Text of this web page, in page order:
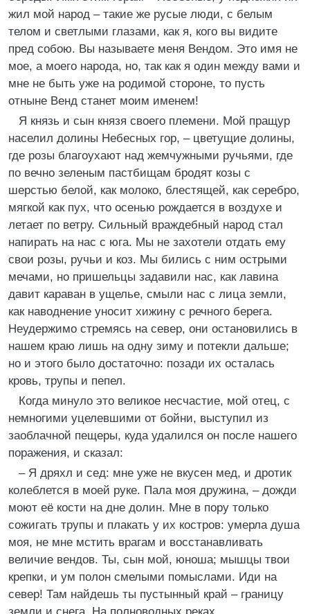
жил мой народ – такие же русые люди, с белым
телом и светлыми глазами, как я, кого вы видите
пред собою. Вы называете меня Вендом. Это имя не
мое, а моего народа, но, так как я один между вами и
мне не быть уже на родимой стороне, то пусть
отныне Венд станет моим именем!
Я князь и сын князя своего племени. Мой пращур
населил долины Небесных гор, – цветущие долины,
где розы благоухают над жемчужными ручьями, где
по вечно зеленым пастбищам бродят козы с
шерстью белой, как молоко, блестящей, как серебро,
мягкой как пух, что осенью рождается в воздухе и
летает по ветру. Сильный враждебный народ стал
напирать на нас с юга. Мы не захотели отдать ему
свои розы, ручьи и коз. Мы бились с ним острыми
мечами, но пришельцы задавили нас, как лавина
давит караван в ущелье, смыли нас с лица земли,
как наводнение уносит хижину с речного берега.
Неудержимо стремясь на север, они остановились в
нашем краю лишь на одну зиму и потекли дальше;
но и этого было достаточно: позади их осталась
кровь, трупы и пепел.
Когда минуло это великое несчастие, мой отец, с
немногими уцелевшими от бойни, выступил из
заоблачной пещеры, куда удалился он после нашего
поражения, и сказал:
– Я дряхл и сед: мне уже не вкусен мед, и дротик
колеблется в моей руке. Пала моя дружина, – дожди
моют её кости на дне долин. Мне в пору только
сожигать трупы и плакать у их костров: умерла душа
моя, не мне мстить врагам и восстанавливать
величие вендов. Ты, сын мой, юноша; мышцы твои
крепки, и ум полон смелыми помыслами. Иди на
север! Там найдешь ты пустынный край – границу